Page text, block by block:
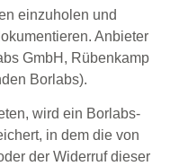
einzuholen und
Anbieter
GmbH, Rübenkamp
Borlabs).
wird ein Borlabs-
in dem die von
der Widerruf dieser